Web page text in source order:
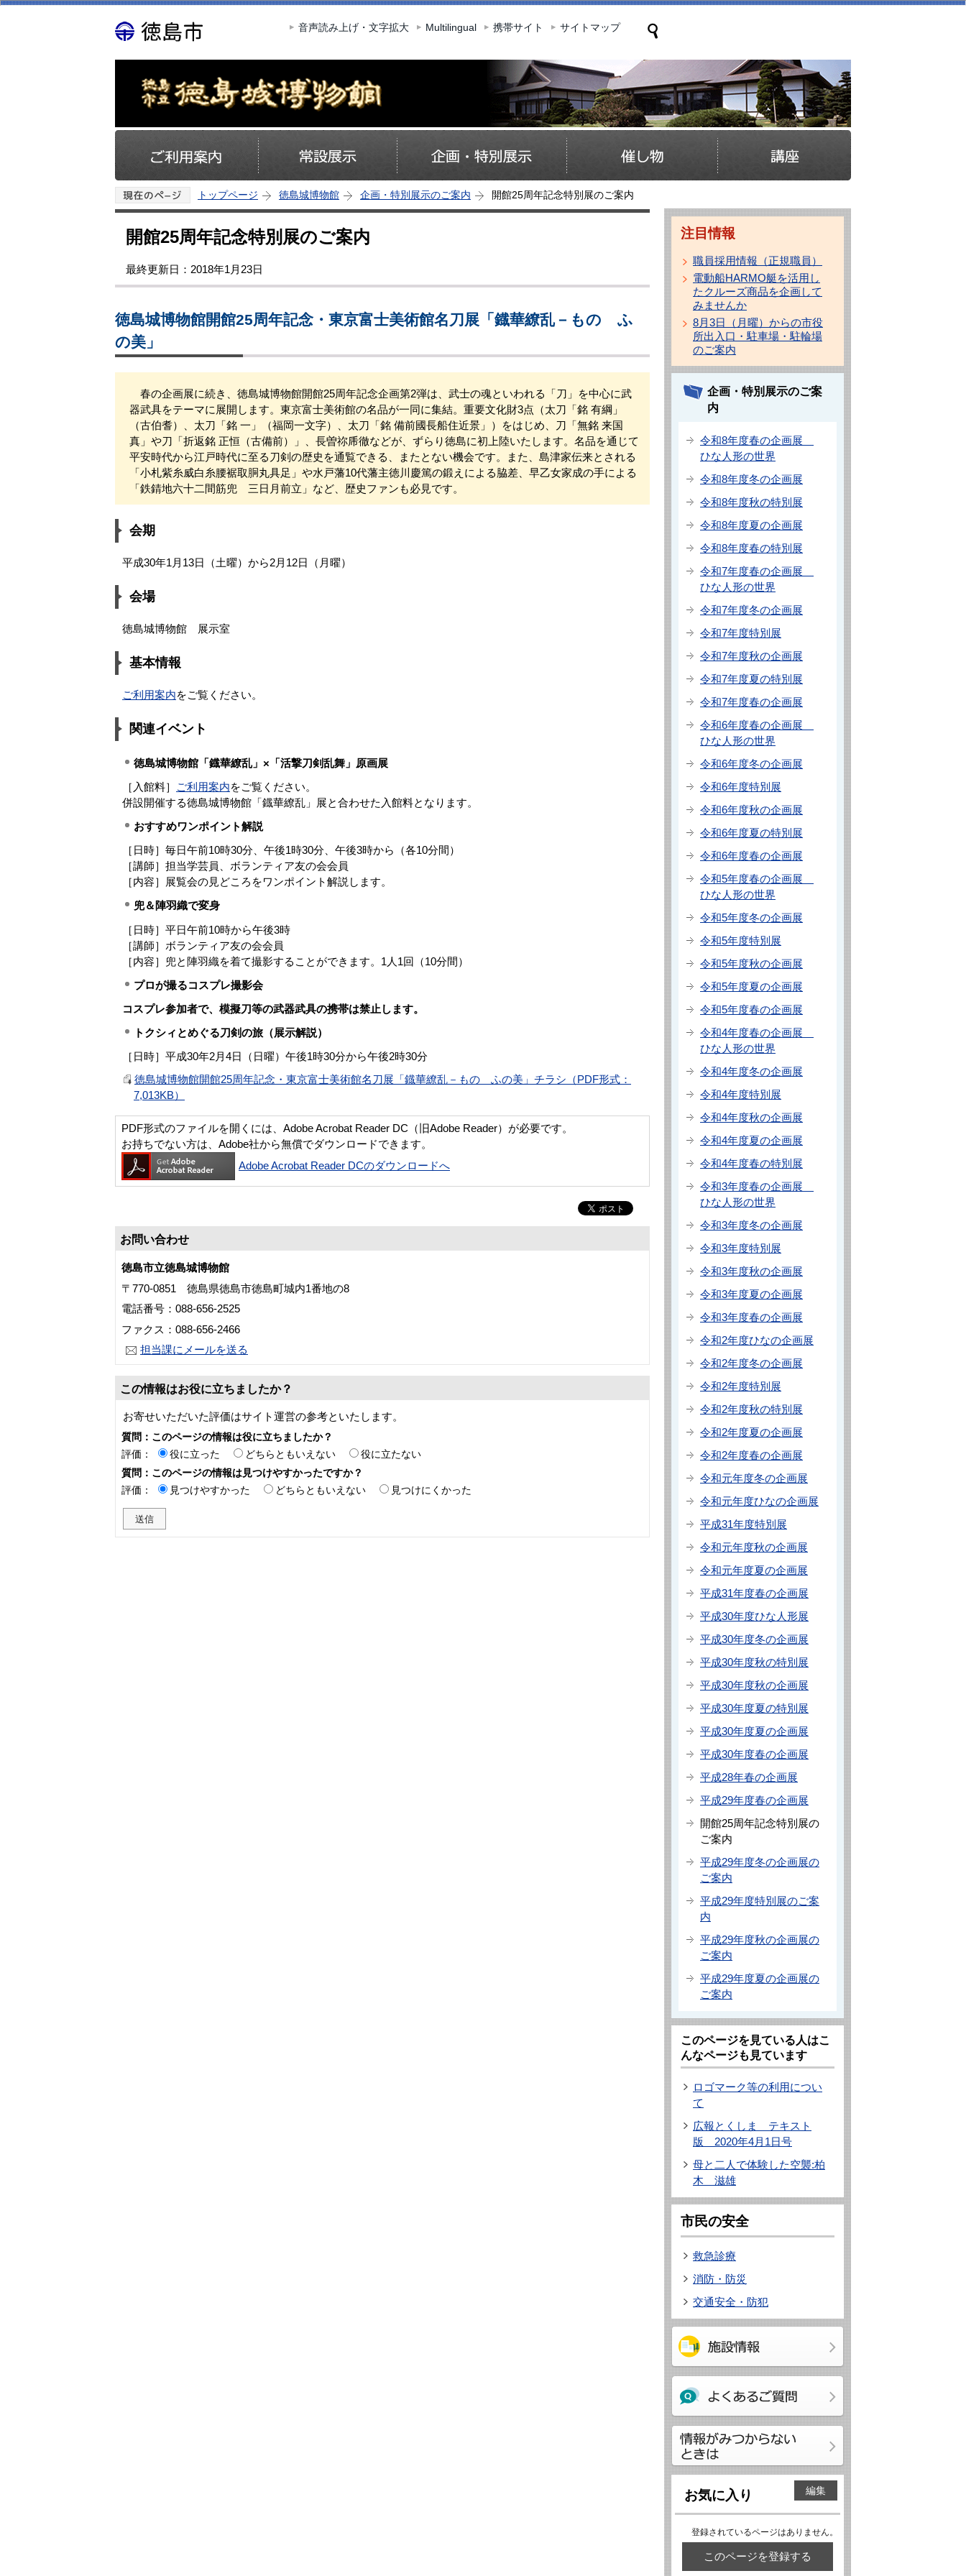
このページの本文へ移動
音声読み上げ・文字拡大 Multilingual 携帯サイト サイトマップ
トップページ 徳島城博物館 企画・特別展示のご案内 開館25周年記念特別展のご案内
開館25周年記念特別展のご案内
最終更新日：2018年1月23日
徳島城博物館開館25周年記念・東京富士美術館名刀展「鐡華繚乱－ものゝふ
の美」
春の企画展に続き、徳島城博物館開館25周年記念企画第2弾は、武士の魂といわれる「刀」を中心に武
器武具をテーマに展開します。東京富士美術館の名品が一同に集結。重要文化財3点（太刀「銘 有綱」
（古伯耆）、太刀「銘 一」（福岡一文字）、太刀「銘 備前國長船住近景」）をはじめ、刀「無銘 来国
真」や刀「折返銘 正恒（古備前）」、長曽祢乕徹などが、ずらり徳島に初上陸いたします。名品を通じて
平安時代から江戸時代に至る刀剣の歴史を通覧できる、またとない機会です。また、島津家伝来とされる
「小札紫糸威白糸腰裾取胴丸具足」や水戸藩10代藩主徳川慶篤の鍛えによる脇差、早乙女家成の手による
「鉄錆地六十二間筋兜 三日月前立」など、歴史ファンも必見です。
会期
平成30年1月13日（土曜）から2月12日（月曜）
会場
徳島城博物館 展示室
基本情報
ご利用案内をご覧ください。
関連イベント
徳島城博物館「鐡華繚乱」×「活撃刀剣乱舞」原画展
［入館料］
ご利用案内をご覧ください。
併設開催する徳島城博物館「鐡華繚乱」展と合わせた入館料となります。
おすすめワンポイント解説
［日時］毎日午前10時30分、午後1時30分、午後3時から（各10分間）
［講師］担当学芸員、ボランティア友の会会員
［内容］展覧会の見どころをワンポイント解説します。
兜＆陣羽織で変身
［日時］平日午前10時から午後3時
［講師］ボランティア友の会会員
［内容］兜と陣羽織を着て撮影することができます。1人1回（10分間）
プロが撮るコスプレ撮影会
コスプレ参加者で、模擬刀等の武器武具の携帯は禁止します。
トクシィとめぐる刀剣の旅（展示解説）
［日時］平成30年2月4日（日曜）午後1時30分から午後2時30分
徳島城博物館開館25周年記念・東京富士美術館名刀展「鐡華繚乱－ものゝふの美」チラシ（PDF形式：
7,013KB）
PDF形式のファイルを開くには、Adobe Acrobat Reader DC（旧Adobe Reader）が必要です。
お持ちでない方は、Adobe社から無償でダウンロードできます。
Adobe Acrobat Reader DCのダウンロードへ
お問い合わせ
徳島市立徳島城博物館
〒770-0851 徳島県徳島市徳島町城内1番地の8
電話番号：088-656-2525
ファクス：088-656-2466
担当課にメールを送る
この情報はお役に立ちましたか？
お寄せいただいた評価はサイト運営の参考といたします。
質問：このページの情報は役に立ちましたか？
評価：
役に立った どちらともいえない
役に立たない
質問：このページの情報は見つけやすかったですか？
評価：
見つけやすかった どちらともいえない 見つけにくかった
注目情報
職員採用情報（正規職員）
電動船HARMO艇を活用し
たクルーズ商品を企画して
みませんか
8月3日（月曜）からの市役
所出入口・駐車場・駐輪場
のご案内
企画・特別展示のご案
内
令和8年度春の企画展
ひな人形の世界
令和8年度冬の企画展
令和8年度秋の特別展
令和8年度夏の企画展
令和8年度春の特別展
令和7年度春の企画展
ひな人形の世界
令和7年度冬の企画展
令和7年度特別展
令和7年度秋の企画展
令和7年度夏の特別展
令和7年度春の企画展
令和6年度春の企画展
ひな人形の世界
令和6年度冬の企画展
令和6年度特別展
令和6年度秋の企画展
令和6年度夏の特別展
令和6年度春の企画展
令和5年度春の企画展
ひな人形の世界
令和5年度冬の企画展
令和5年度特別展
令和5年度秋の企画展
令和5年度夏の企画展
令和5年度春の企画展
令和4年度春の企画展
ひな人形の世界
令和4年度冬の企画展
令和4年度特別展
令和4年度秋の企画展
令和4年度夏の企画展
令和4年度春の特別展
令和3年度春の企画展
ひな人形の世界
令和3年度冬の企画展
令和3年度特別展
令和3年度秋の企画展
令和3年度夏の企画展
令和3年度春の企画展
令和2年度ひなの企画展
令和2年度冬の企画展
令和2年度特別展
令和2年度秋の特別展
令和2年度夏の企画展
令和2年度春の企画展
令和元年度冬の企画展
令和元年度ひなの企画展
平成31年度特別展
令和元年度秋の企画展
令和元年度夏の企画展
平成31年度春の企画展
平成30年度ひな人形展
平成30年度冬の企画展
平成30年度秋の特別展
平成30年度秋の企画展
平成30年度夏の特別展
平成30年度夏の企画展
平成30年度春の企画展
平成28年春の企画展
平成29年度春の企画展
開館25周年記念特別展の
ご案内
平成29年度冬の企画展の
ご案内
平成29年度特別展のご案
内
平成29年度秋の企画展の
ご案内
平成29年度夏の企画展の
ご案内
このページを見ている人はこ
んなページも見ています
ロゴマーク等の利用につい
て
広報とくしま テキスト
版 2020年4月1日号
母と二人で体験した空襲:柏
木 滋雄
市民の安全
救急診療
消防・防災
交通安全・防犯
お気に入り 編集
登録されているページはありません。
このページを登録する